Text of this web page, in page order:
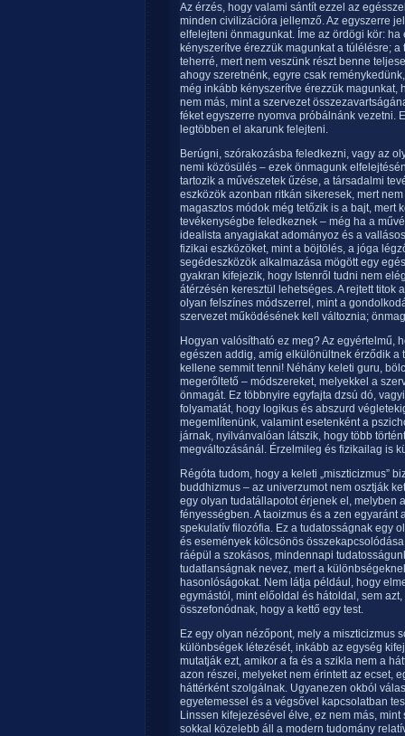
Az érzés, hogy valami sántít ezzel az
minden civilizációra jellemző. Az egyszerre
elfelejteni önmagunkat. Íme az ördögi kör:
kényszerítve érezzük magunkat a túlélésre;
teherré, mert nem veszünk részt benne
ahogy szeretnénk, egyre csak
még inkább kényszerítve érezzük magunkat,
nem más, mint a szervezet
féket egyszerre nyomva próbálnánk vezetni.
legtöbben el akarunk felejteni.
Berúgni, szórakozásba feledkezni, vagy az
nemi közösülés – ezek önmagunk
tartozik a művészetek űzése, a társadalmi
eszközök azonban ritkán sikeresek, mert
magasztos módok még tetőzik is a bajt, mert
tevékenységbe feledkeznek – még ha a
idealista anyagiakat adományoz és a
fizikai eszközöket, mint a böjtölés, a jóga
segédeszközök alkalmazása mögött egy
gyakran kifejezik, hogy Istenről tudni nem
átérzésén keresztül lehetséges. A rejtett titok
olyan felszínes módszerrel, mint a
szervezet működésének kell változnia;
Hogyan valósítható ez meg? Az egyértelmű,
egészen addig, amíg elkülönültnek érződik a
kellene semmit tenni! Néhány keleti guru,
megerőltető – módszereket, melyekkel a
önmagát. Ez többnyire egyfajta dzsú dó,
folyamatát, hogy logikus és abszurd
megemlítenünk, valamint esetenként a
járnak, nyilvánvalóan látszik, hogy több
megváltozásánál. Érzelmileg és fizikailag is
Régóta tudom, hogy a keleti „miszticizmus”
buddhizmus – az univerzumot nem osztják
egy olyan tudatállapotot érjenek el, melyben
fényességben. A taoizmus és a zen
spekulatív filozófia. Ez a tudatosságnak egy
és események kölcsönös
ráépül a szokásos, mindennapi
tudatlanságnak nevez, mert a
hasonlóságokat. Nem látja például, hogy
egymástól, mint előoldal és hátoldal, sem
összefonódnak, hogy a kettő egy test.
Ez egy olyan nézőpont, mely a miszticizmus
különbségek létezését, inkább az egység
mutatják ezt, amikor a fa és a szikla nem a
azon részei, melyeket nem érintett az ecset,
háttérként szolgálnak. Ugyanezen okból
egyetemessel és a végsővel kapcsolatban
Linssen kifejezésével élve, ez nem más,
sokkal közelebb áll a modern tudomány